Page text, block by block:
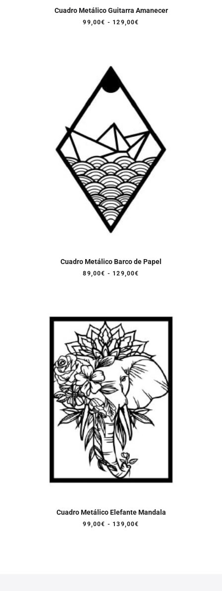
Cuadro Metálico Guitarra Amanecer
99,00€ - 129,00€
Cuadro Metálico Barco de Papel
89,00€ - 129,00€
129,00€
Cuadro Metálico Elefante Mandala
99,00€ - 139,00€